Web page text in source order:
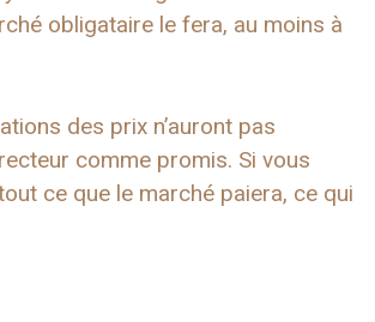
obligataire le fera, au moins à
des prix n’auront pas
comme promis. Si vous
ce que le marché paiera, ce qui